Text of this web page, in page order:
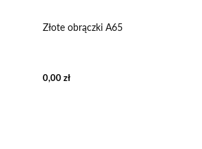
Złote obrączki A65
0,00 zł